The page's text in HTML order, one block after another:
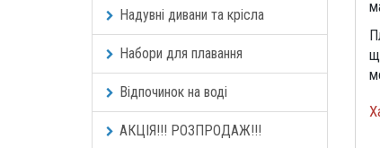
Надувні дивани та крісла
Набори для плавання
Відпочинок на воді
АКЦІЯ!!! РОЗПРОДАЖ!!!